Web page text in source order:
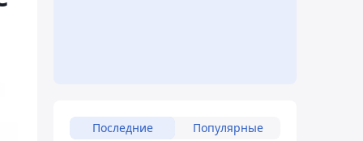
Последние Популярные